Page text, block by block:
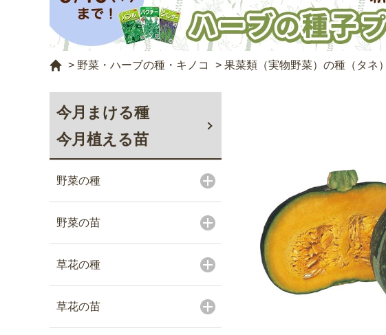
> 野菜・ハーブの種・キノコ > 果菜類（実物野菜）の種（タネ）
今月まける種
今月植える苗
野菜の種
野菜の苗
草花の種
草花の苗